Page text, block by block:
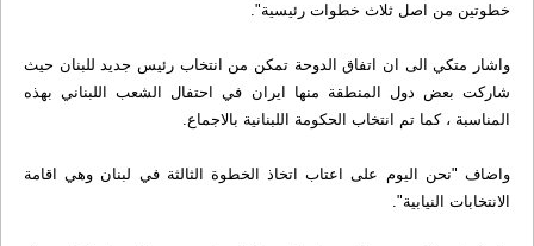
خطوتين من اصل ثلاث خطوات رئيسية".
واشار متكي الى ان اتفاق الدوحة تمكن من انتخاب رئيس جديد للبنان حيث
شاركت بعض دول المنطقة منها ايران في احتفال الشعب اللبناني بهذه
المناسبة ، كما تم انتخاب الحكومة اللبنانية بالاجماع.
واضاف "نحن اليوم على اعتاب اتخاذ الخطوة الثالثة في لبنان وهي اقامة
الانتخابات النيابية".